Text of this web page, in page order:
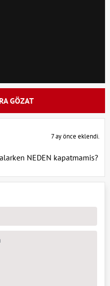
GÖZAT
7 ay önce eklendi.
NEDEN kapatmamis?